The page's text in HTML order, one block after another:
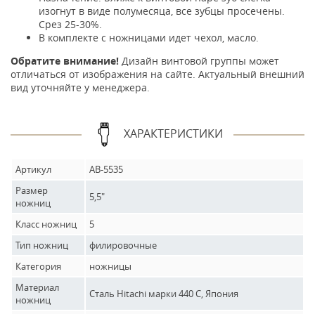
изогнут в виде полумесяца, все зубцы просечены.
Срез 25-30%.
В комплекте с ножницами идет чехол, масло.
Обратите внимание! Дизайн винтовой группы может
отличаться от изображения на сайте. Актуальный внешний
вид уточняйте у менеджера.
ХАРАКТЕРИСТИКИ
Артикул
AB-5535
Размер
ножниц
5,5"
Класс ножниц
5
Тип ножниц
филировочные
Категория
ножницы
Материал
ножниц
Сталь Hitachi марки 440 C, Япония